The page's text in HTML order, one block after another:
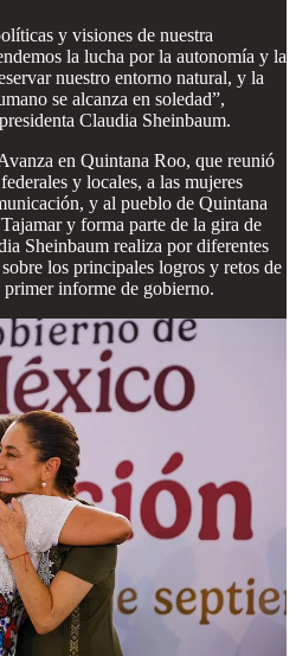
y visiones de nuestra
la lucha por la autonomía y la
nuestro entorno natural, y la
se alcanza en soledad”,
Claudia Sheinbaum.
en Quintana Roo, que reunió
y locales, a las mujeres
y al pueblo de Quintana
y forma parte de la gira de
Sheinbaum realiza por diferentes
los principales logros y retos de
informe de gobierno.
la titular del
Andrés Manuel López Obrador
impulsar al sur históricamente
no solo ha fortalecido este
con determinación”.